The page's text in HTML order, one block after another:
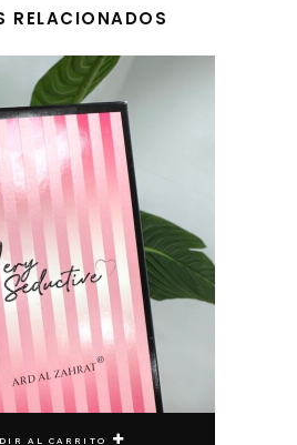
RELACIONADOS
AL CARRITO